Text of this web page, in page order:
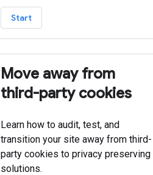
Start
Move away from
third-party cookies
Learn how to audit, test, and
transition your site away from third-
party cookies to privacy preserving
solutions.